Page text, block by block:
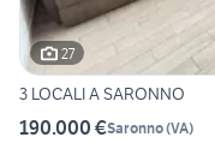
27
3 LOCALI A SARONNO
190.000 €Saronno(VA)